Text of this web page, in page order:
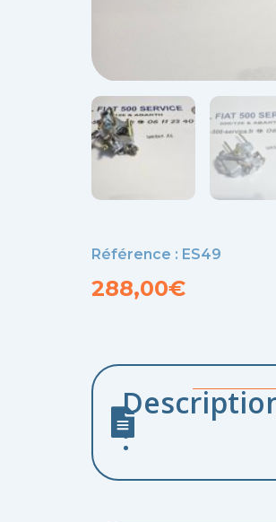
Référence : ES49
288,00€
: